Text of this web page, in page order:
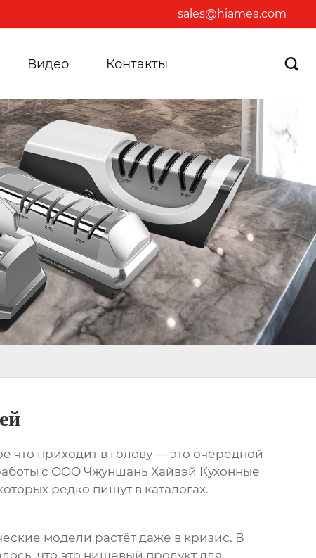
sales@hiamea.com
Видео Контакты 
что приходит в голову — это очередной
с ООО Чжуншань Хайвэй Кухонные
редко пишут в каталогах.
модели растёт даже в кризис. В